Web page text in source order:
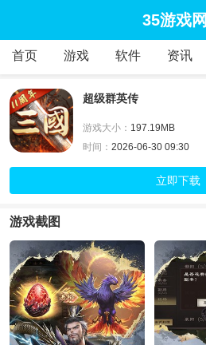
35游戏网
首页 游戏 软件 资讯
超级群英传
游戏大小： 197.19MB
时间： 2026-06-30 09:30
立即下载
游戏截图